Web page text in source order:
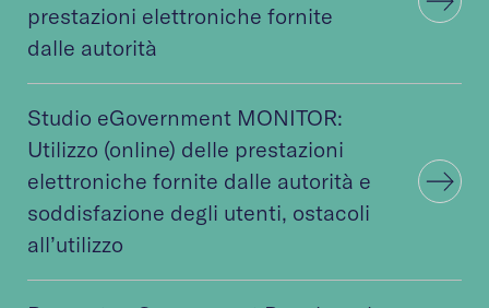
prestazioni elettroniche fornite
dalle autorità
Studio eGovernment MONITOR:
Utilizzo (online) delle prestazioni
elettroniche fornite dalle autorità e
soddisfazione degli utenti, ostacoli
all’utilizzo